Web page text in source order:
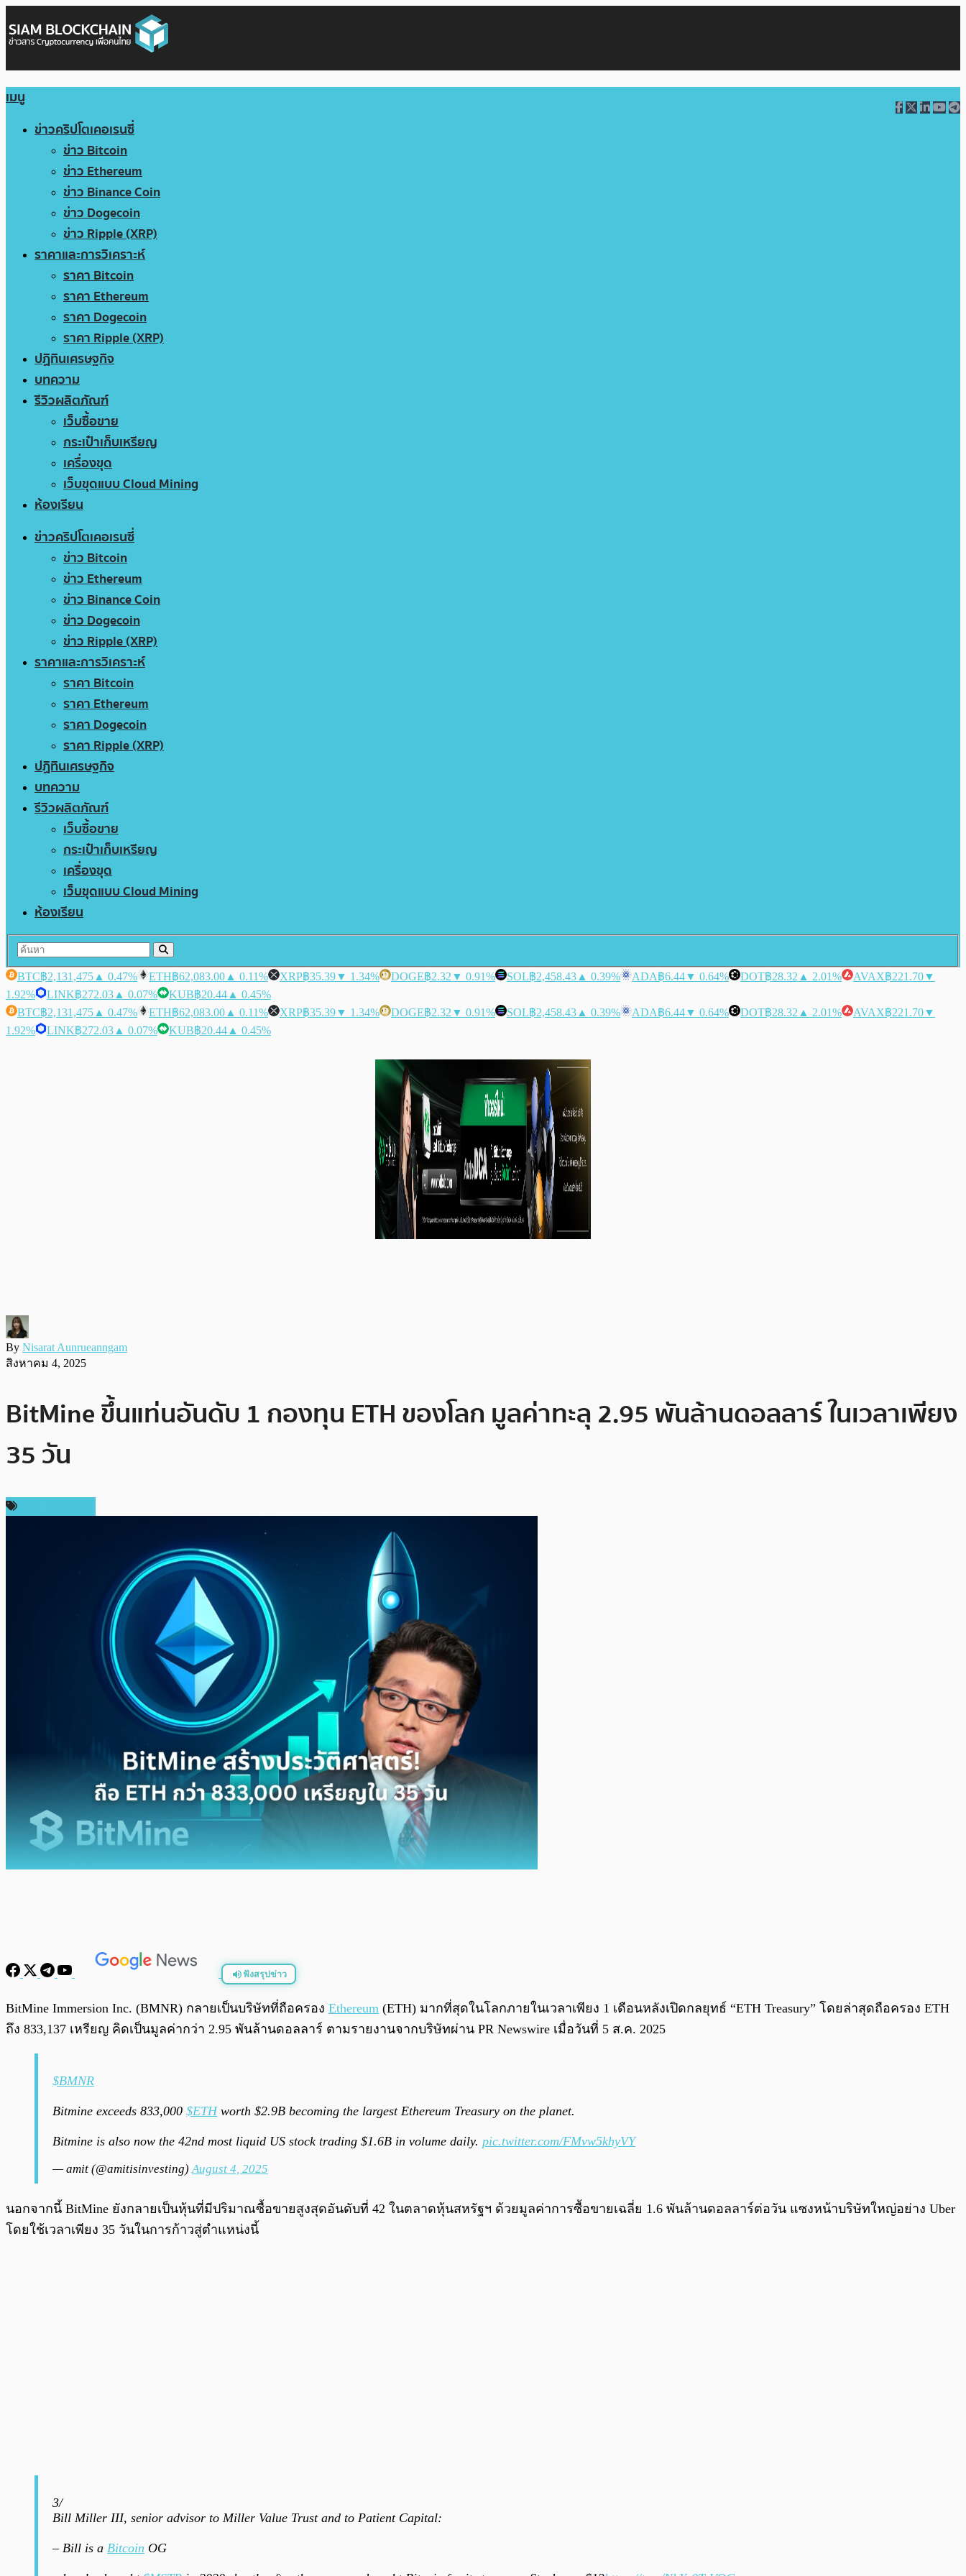
เมนู
ข่าวคริปโตเคอเรนซี่
ข่าว Bitcoin
ข่าว Ethereum
ข่าว Binance Coin
ข่าว Dogecoin
ข่าว Ripple (XRP)
ราคาและการวิเคราะห์
ราคา Bitcoin
ราคา Ethereum
ราคา Dogecoin
ราคา Ripple (XRP)
ปฏิทินเศรษฐกิจ
บทความ
รีวิวผลิตภัณฑ์
เว็บซื้อขาย
กระเป๋าเก็บเหรียญ
เครื่องขุด
เว็บขุดแบบ Cloud Mining
ห้องเรียน
ข่าวคริปโตเคอเรนซี่
ข่าว Bitcoin
ข่าว Ethereum
ข่าว Binance Coin
ข่าว Dogecoin
ข่าว Ripple (XRP)
ราคาและการวิเคราะห์
ราคา Bitcoin
ราคา Ethereum
ราคา Dogecoin
ราคา Ripple (XRP)
ปฏิทินเศรษฐกิจ
บทความ
รีวิวผลิตภัณฑ์
เว็บซื้อขาย
กระเป๋าเก็บเหรียญ
เครื่องขุด
เว็บขุดแบบ Cloud Mining
ห้องเรียน
BTC฿2,131,475 ▲ 0.47% ETH฿62,083.00 ▲ 0.11% XRP฿35.39▼ 1.34% DOGE฿2.32 ▼ 0.91% SOL฿2,458.43 ▲ 0.39% ADA฿6.44▼ 0.64% DOT฿28.32 ▲ 2.01% AVAX฿221.70▼
1.92%
LINK฿272.03 ▲ 0.07% KUB฿20.44 ▲ 0.45%
BTC฿2,131,475 ▲ 0.47% ETH฿62,083.00 ▲ 0.11% XRP฿35.39▼ 1.34% DOGE฿2.32 ▼ 0.91% SOL฿2,458.43 ▲ 0.39% ADA฿6.44▼ 0.64% DOT฿28.32 ▲ 2.01% AVAX฿221.70▼
1.92%
LINK฿272.03 ▲ 0.07% KUB฿20.44 ▲ 0.45%
By Nisarat Aunrueanngam
สิงหาคม 4, 2025
BitMine ขึ้นแท่นอันดับ 1 กองทุน ETH ของโลก มูลค่าทะลุ 2.95 พันล้านดอลลาร์ ในเวลาเพียง
35 วัน
ฟังสรุปข่าว
พร้อมเล่น 0:00/
BitMine Immersion Inc. (BMNR) กลายเป็นบริษัทที่ถือครอง Ethereum (ETH) มากที่สุดในโลกภายในเวลาเพียง 1 เดือนหลังเปิดกลยุทธ์ “ETH Treasury” โดยล่าสุดถือครอง ETH
ถึง 833,137 เหรียญ คิดเป็นมูลค่ากว่า 2.95 พันล้านดอลลาร์ ตามรายงานจากบริษัทผ่าน PR Newswire เมื่อวันที่ 5 ส.ค. 2025
$BMNR
Bitmine exceeds 833,000 $ETHworth $2.9B becoming the largest Ethereum Treasury on the planet.
Bitmine is also now the 42nd most liquid US stock trading $1.6B in volume daily. pic.twitter.com/FMvw5khyVY
— amit (@amitisinvesting)August 4, 2025
นอกจากนี้ BitMine ยังกลายเป็นหุ้นที่มีปริมาณซื้อขายสูงสุดอันดับที่ 42 ในตลาดหุ้นสหรัฐฯ ด้วยมูลค่าการซื้อขายเฉลี่ย 1.6 พันล้านดอลลาร์ต่อวัน แซงหน้าบริษัทใหญ่อย่าง Uber
โดยใช้เวลาเพียง 35 วันในการก้าวสู่ตำแหน่งนี้
3/
Bill Miller III, senior advisor to Miller Value Trust and to Patient Capital:
– Bill is a Bitcoin OG